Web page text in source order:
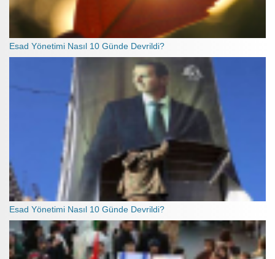
Esad Yönetimi Nasıl 10 Günde Devrildi?
Esad Yönetimi Nasıl 10 Günde Devrildi?